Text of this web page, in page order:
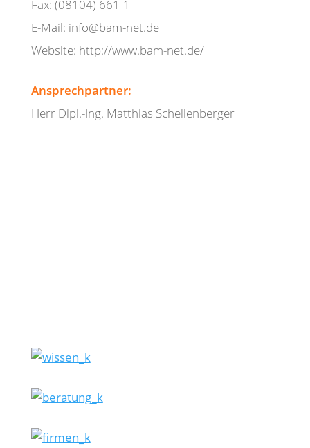
Fax: (08104) 661-1
E-Mail: info@bam-net.de
Website: http://www.bam-net.de/
Ansprechpartner:
Herr Dipl.-Ing. Matthias Schellenberger